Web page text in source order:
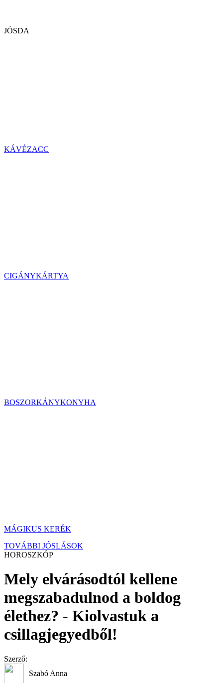
JÓSDA
KÁVÉZACC
CIGÁNYKÁRTYA
BOSZORKÁNYKONYHA
MÁGIKUS KERÉK
TOVÁBBI JÓSLÁSOK
HOROSZKÓP
Mely elvárásodtól kellene
megszabadulnod a boldog
élethez? - Kiolvastuk a
csillagjegyedből!
Szerző:
Szabó Anna